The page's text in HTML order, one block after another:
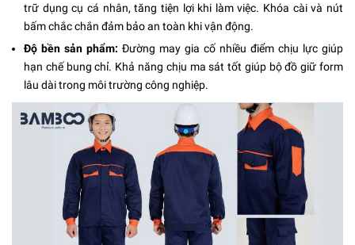
trữ dụng cụ cá nhân, tăng tiện lợi khi làm việc. Khóa cài và nút
bấm chắc chắn đảm bảo an toàn khi vận động.
Độ bền sản phẩm: Đường may gia cố nhiều điểm chịu lực giúp
hạn chế bung chỉ. Khả năng chịu ma sát tốt giúp bộ đồ giữ form
lâu dài trong môi trường công nghiệp.